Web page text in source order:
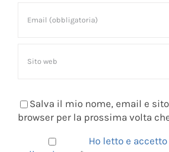
Salva il mio nome, email e
browser per la prossima volta
Ho letto e